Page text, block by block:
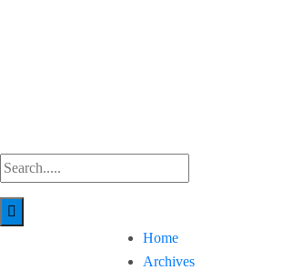
Home
Archives